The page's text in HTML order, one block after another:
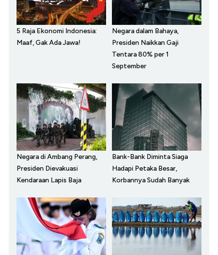
5 Raja Ekonomi Indonesia:
Maaf, Gak Ada Jawa!
Negara dalam Bahaya,
Presiden Naikkan Gaji
Tentara 80% per 1
September
Negara di Ambang Perang,
Presiden Dievakuasi
Kendaraan Lapis Baja
Bank-Bank Diminta Siaga
Hadapi Petaka Besar,
Korbannya Sudah Banyak